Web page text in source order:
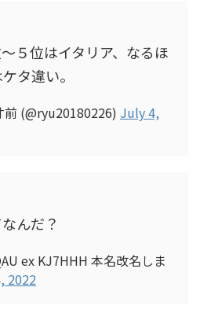
５位はイタリア、なるほ
タ違い。
(@ryu20180226) July 4,
んだ？
ex KJ7HHH 本名改名しま
2022